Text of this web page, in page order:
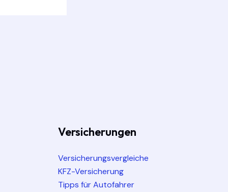
Versicherungen
Versicherungsvergleiche
KFZ-Versicherung
Tipps für Autofahrer